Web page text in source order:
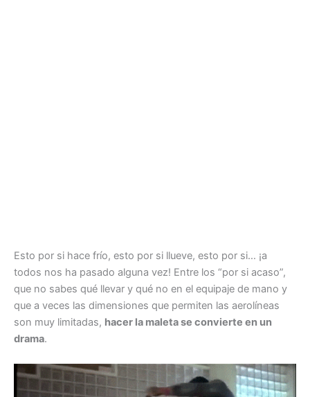
Esto por si hace frío, esto por si llueve, esto por si… ¡a
todos nos ha pasado alguna vez! Entre los “por si acaso”,
que no sabes qué llevar y qué no en el equipaje de mano y
que a veces las dimensiones que permiten las aerolíneas
son muy limitadas, hacer la maleta se convierte en un
drama.